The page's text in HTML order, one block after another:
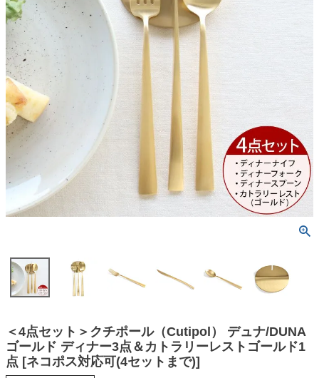
＜4点セット＞クチポール（Cutipol） デュナ/DUNA
ゴールド ディナー3点＆カトラリーレストゴールド1
点 [ネコポス対応可(4セットまで)]